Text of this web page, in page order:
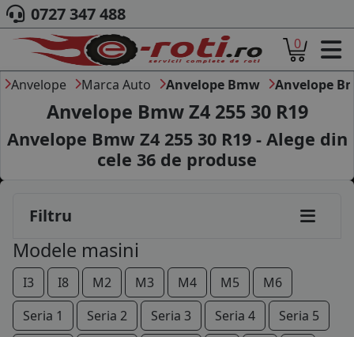
ACASA
DESPRE NOI
ANVELOPE
AUTO
CAMION
MOTO
MARCA AUTO
BLOG
B2B - COLABORARE COMPANII
CONT
0727 347 488
0
Anvelope Marca Auto Anvelope Bmw Anvelope
Anvelope Bmw Z4 255 30 R19
Anvelope Bmw Z4 255 30 R19 - Alege din
cele 36 de produse
Filtru
Modele masini
I3 I8 M2 M3 M4 M5
M6
Seria 1
Seria 2 Seria 3 Seria 4
Seria 5